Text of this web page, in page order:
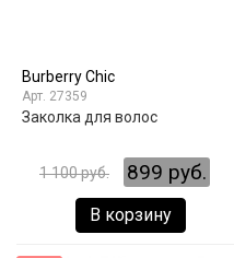
Burberry Chic
27359
Заколка для волос
1 100 руб. 899 руб.
В корзину